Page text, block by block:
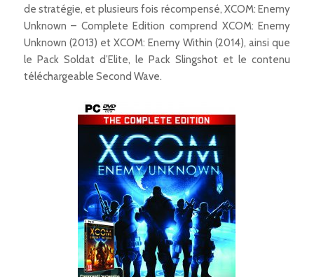
de stratégie, et plusieurs fois récompensé, XCOM: Enemy
Unknown – Complete Edition comprend XCOM: Enemy
Unknown (2013) et XCOM: Enemy Within (2014), ainsi que
le Pack Soldat d’Elite, le Pack Slingshot et le contenu
téléchargeable Second Wave.